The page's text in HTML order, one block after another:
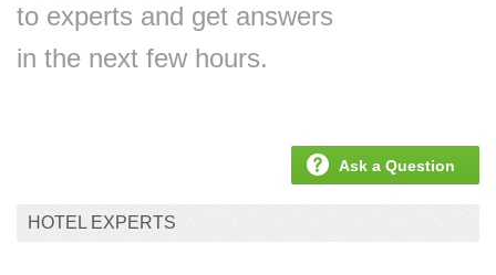
to experts and get answers
in the next few hours.
Ask a Question
HOTEL EXPERTS